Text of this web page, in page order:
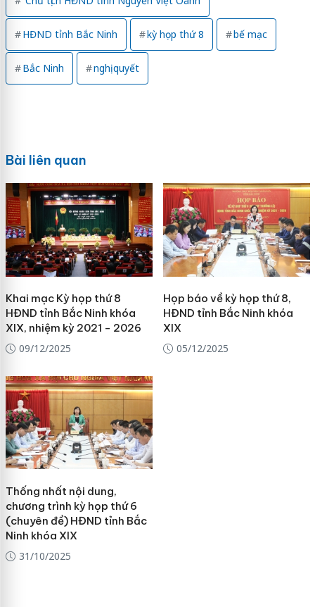
HĐND tỉnh Bắc Ninh kỳ họp thứ 8 bế mạc
Bắc Ninh nghị quyết
Bài liên quan
Khai mạc Kỳ họp thứ 8
HĐND tỉnh Bắc Ninh khóa
XIX, nhiệm kỳ 2021 - 2026
09/12/2025
Họp báo về kỳ họp thứ 8,
HĐND tỉnh Bắc Ninh khóa
XIX
05/12/2025
Thống nhất nội dung,
chương trình kỳ họp thứ 6
(chuyên đề) HĐND tỉnh Bắc
Ninh khóa XIX
31/10/2025